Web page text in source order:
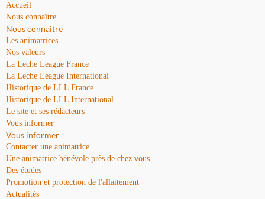
Accueil
Nous connaître
Nous connaître
Les animatrices
Nos valeurs
La Leche League France
La Leche League International
Historique de LLL France
Historique de LLL International
Le site et ses rédacteurs
Vous informer
Vous informer
Contacter une animatrice
Une animatrice bénévole près de chez vous
Des études
Promotion et protection de l'allaitement
Actualités